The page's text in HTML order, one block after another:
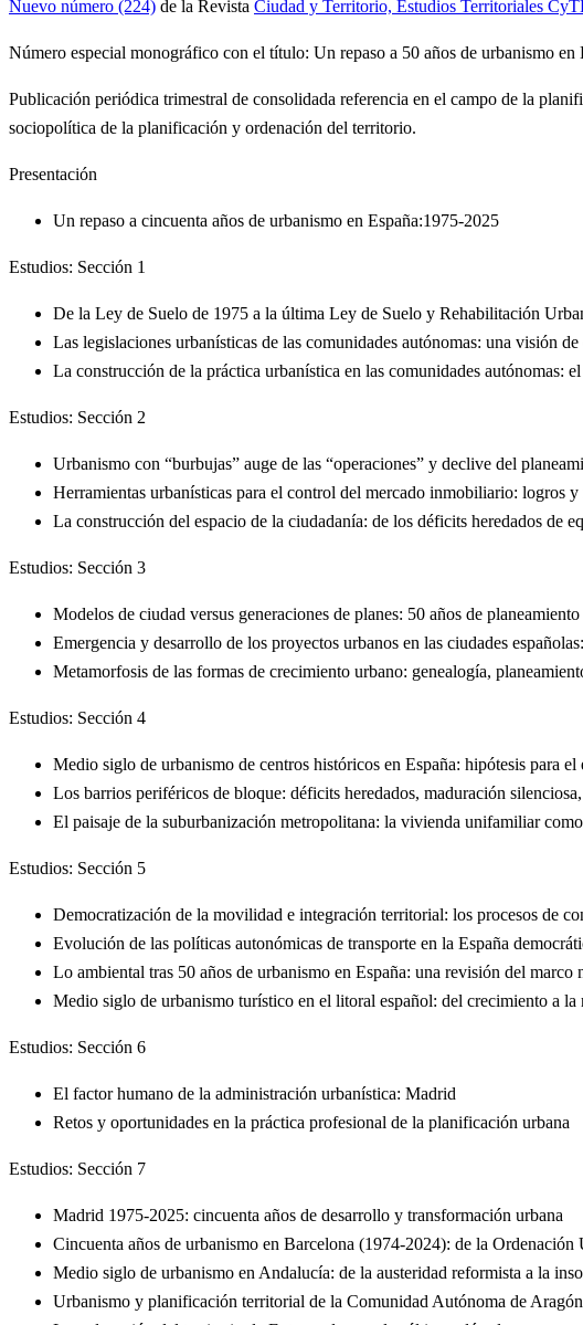
Nuevo número (224) de la Revista Ciudad y Territorio, Estudios Territoriales
Número especial monográfico con el título: Un repaso a 50 años de urbanismo en
Publicación periódica trimestral de consolidada referencia en el campo de la
sociopolítica de la planificación y ordenación del territorio.
Presentación
Un repaso a cincuenta años de urbanismo en España:1975-2025
Estudios: Sección 1
De la Ley de Suelo de 1975 a la última Ley de Suelo y Rehabilitación
Las legislaciones urbanísticas de las comunidades autónomas: una visión
La construcción de la práctica urbanística en las comunidades autónomas:
Estudios: Sección 2
Urbanismo con “burbujas” auge de las “operaciones” y declive del
Herramientas urbanísticas para el control del mercado inmobiliario: logros
La construcción del espacio de la ciudadanía: de los déficits heredados de
Estudios: Sección 3
Modelos de ciudad versus generaciones de planes: 50 años de
Emergencia y desarrollo de los proyectos urbanos en las ciudades
Metamorfosis de las formas de crecimiento urbano: genealogía,
Estudios: Sección 4
Medio siglo de urbanismo de centros históricos en España: hipótesis para
Los barrios periféricos de bloque: déficits heredados, maduración
El paisaje de la suburbanización metropolitana: la vivienda unifamiliar
Estudios: Sección 5
Democratización de la movilidad e integración territorial: los procesos de
Evolución de las políticas autonómicas de transporte en la España
Lo ambiental tras 50 años de urbanismo en España: una revisión del marco
Medio siglo de urbanismo turístico en el litoral español: del crecimiento a la
Estudios: Sección 6
El factor humano de la administración urbanística: Madrid
Retos y oportunidades en la práctica profesional de la planificación urbana
Estudios: Sección 7
Madrid 1975-2025: cincuenta años de desarrollo y transformación urbana
Cincuenta años de urbanismo en Barcelona (1974-2024): de la
Medio siglo de urbanismo en Andalucía: de la austeridad reformista a la
Urbanismo y planificación territorial de la Comunidad Autónoma de